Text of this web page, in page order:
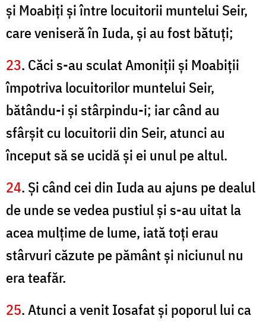
şi Moabiţi şi între locuitorii muntelui Seir,
care veniseră în Iuda, şi au fost bătuţi;
23. Căci s-au sculat Amoniţii şi Moabiţii
împotriva locuitorilor muntelui Seir,
bătându-i şi stârpindu-i; iar când au
sfârşit cu locuitorii din Seir, atunci au
început să se ucidă şi ei unul pe altul.
24. Şi când cei din Iuda au ajuns pe dealul
de unde se vedea pustiul şi s-au uitat la
acea mulţime de lume, iată toţi erau
stârvuri căzute pe pământ şi niciunul nu
era teafăr.
25. Atunci a venit Iosafat şi poporul lui ca